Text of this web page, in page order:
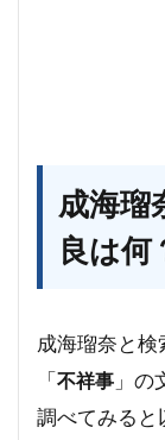
成海瑠
良は何
成海瑠奈と検
「不祥事 」の
調べてみると